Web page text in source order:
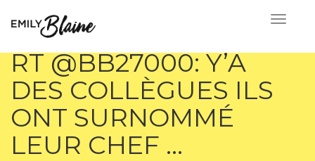
RT @BB27000: Y’A
DES COLLÈGUES ILS
ONT SURNOMMÉ
LEUR CHEF …